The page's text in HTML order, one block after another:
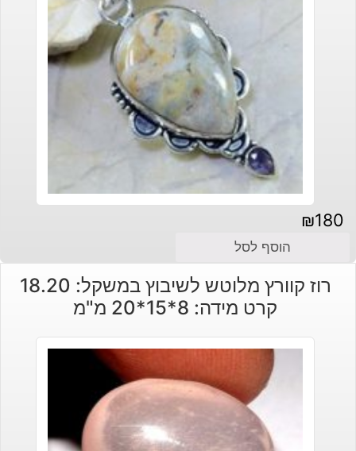
₪180
הוסף לסל
רוז קוורץ מלוטש לשיבוץ במשקל: 18.20
קרט מידה: 8*15*20 מ"מ